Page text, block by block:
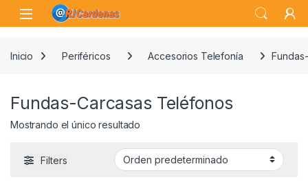
Skip to navigation
Skip to content
Open
Inicio Periféricos Accesorios Telefonía
Fundas-Carcasas Teléfonos
Mostrando el único resultado
Filters